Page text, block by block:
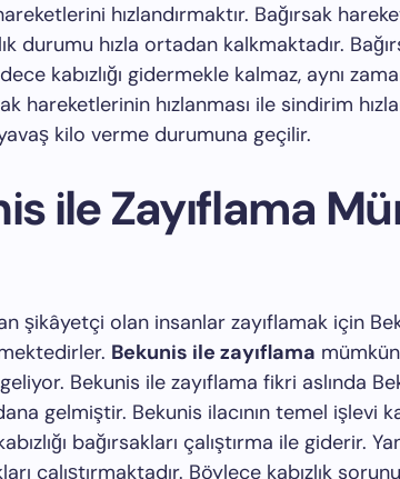
hızlandırmaktır. Bağırsak
durumu hızla ortadan kalkmaktadır.
kabızlığı gidermekle kalmaz, aynı
hareketlerinin hızlanması ile sindirim
kilo verme durumuna geçilir.
ile Zayıflama
şikâyetçi olan insanlar zayıflamak için
Bekunis ile zayıflama
Bekunis ile zayıflama fikri aslında
gelmiştir. Bekunis ilacının temel işlevi
bağırsakları çalıştırma ile giderir.
çalıştırmaktadır. Böylece kabızlık